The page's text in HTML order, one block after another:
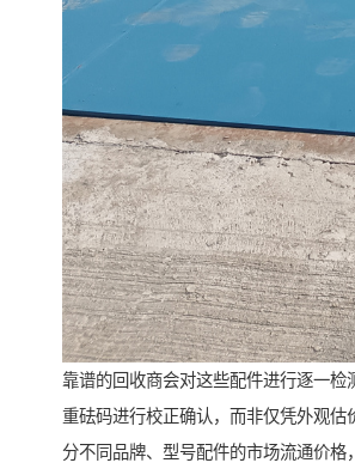
靠谱的回收商会对这些配件进行逐一检
重砝码进行校正确认，而非仅凭外观估
分不同品牌、型号配件的市场流通价格